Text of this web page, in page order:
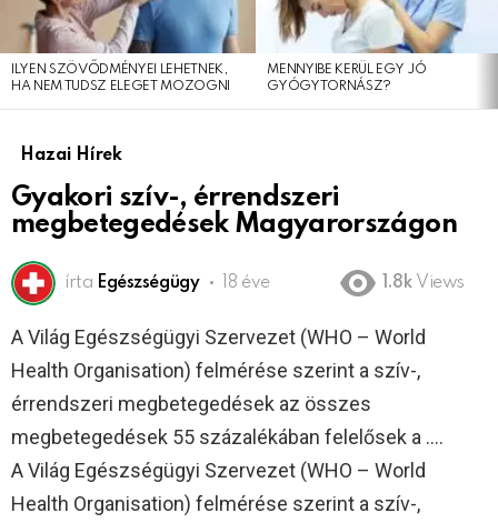
ILYEN SZÖVŐDMÉNYEI LEHETNEK,
HA NEM TUDSZ ELEGET MOZOGNI
MENNYIBE KERÜL EGY JÓ
GYÓGYTORNÁSZ?
Hazai Hírek
Gyakori szív-, érrendszeri
megbetegedések Magyarországon
írta Egészségügy 18 éve 1.8k Views
A Világ Egészségügyi Szervezet (WHO – World
Health Organisation) felmérése szerint a szív-,
érrendszeri megbetegedések az összes
megbetegedések 55 százalékában felelősek a ….
A Világ Egészségügyi Szervezet (WHO – World
Health Organisation) felmérése szerint a szív-,